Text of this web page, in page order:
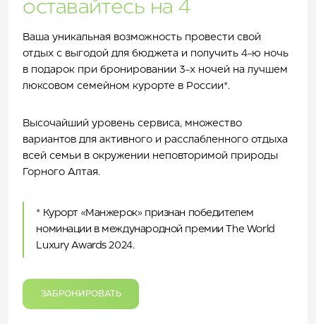
оставайтесь на 4
Ваша уникальная возможность провести свой
отдых с выгодой для бюджета и получить 4-ю ночь
в подарок при бронировании 3-х ночей на лучшем
люксовом семейном курорте в России*.
Высочайший уровень сервиса, множество
вариантов для активного и расслабленного отдыха
всей семьи в окружении неповторимой природы
Горного Алтая.
* Курорт «Манжерок» признан победителем
номинации в международной премии The World
Luxury Awards 2024.
ЗАБРОНИРОВАТЬ